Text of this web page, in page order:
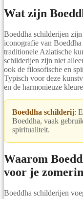
Wat zijn
Boeddha schilderijen zijn kunstwerken die het beeld of de
iconografie van
traditionele Aziatische
schilderijen zijn niet
ook de filosofische en
Typisch voor deze
en de harmonieuze
Boeddha schilderij:
Boeddha, vaak
spiritualiteit.
Waarom
voor je
Boeddha schilderijen voegen een kalme en vredige sfeer toe aan elk